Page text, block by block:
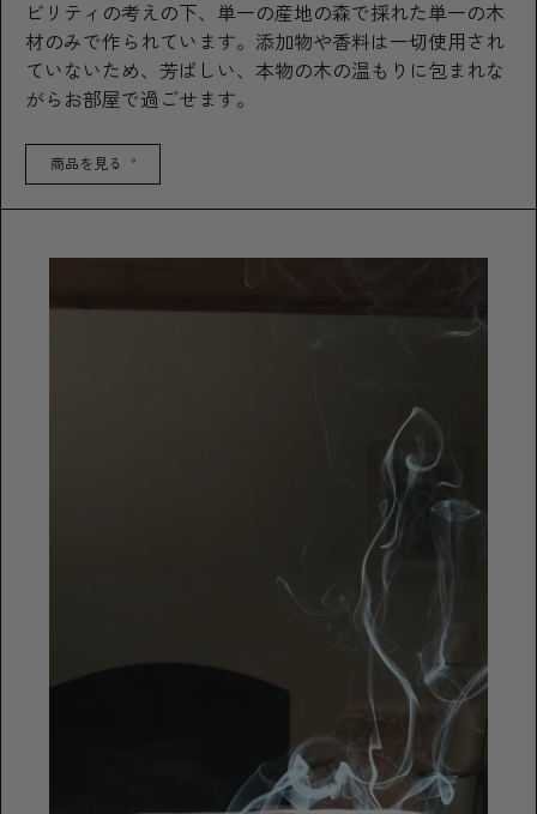
ビリティの考えの下、単一の産地の森で採れた単一の木
材のみで作られています。添加物や香料は一切使用され
ていないため、芳ばしい、本物の木の温もりに包まれな
がらお部屋で過ごせます。
商品を見る 9